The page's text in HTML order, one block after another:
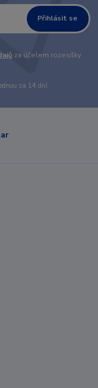
Přihlásit se
za účelem rozesílky
za 14 dní.